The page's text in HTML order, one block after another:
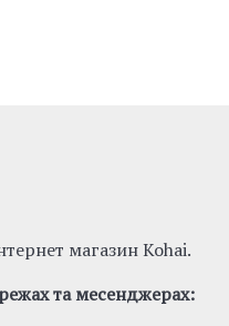
магазин Kohai.
та месенджерах: